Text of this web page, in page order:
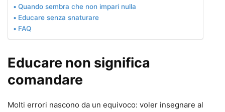
Quando sembra che non impari nulla
Educare senza snaturare
FAQ
Educare non significa
comandare
Molti errori nascono da un equivoco: voler insegnare al